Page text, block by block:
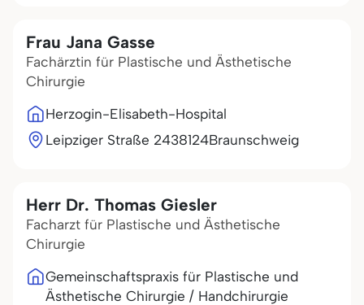
Frau Jana Gasse
Fachärztin für Plastische und Ästhetische
Chirurgie
Herzogin-Elisabeth-Hospital
Leipziger Straße 2438124Braunschweig
Herr Dr. Thomas Giesler
Facharzt für Plastische und Ästhetische
Chirurgie
Gemeinschaftspraxis für Plastische und
Ästhetische Chirurgie / Handchirurgie